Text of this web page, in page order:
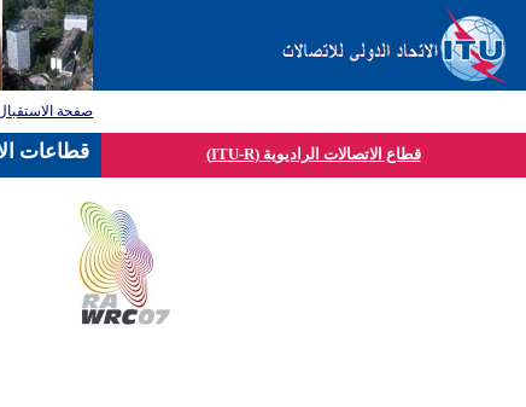
صفحة
قطاع الاتصالات الراديوية (ITU-R) قطاعات